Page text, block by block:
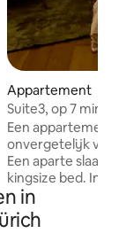
Appartement
Suite3, op 7
Operahuis
Een appartement
onvergetelijk
Een aparte
kingsize bed. In
queensize
nog een kleine
persoon. Laat
in